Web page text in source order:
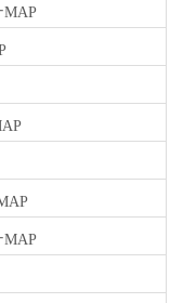
MAP
MAP